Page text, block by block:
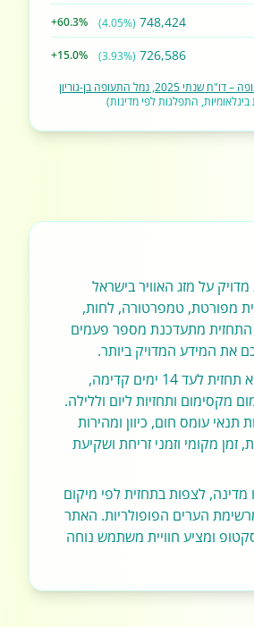
748,424
(4.05%)
+60.3%
726,586
(3.93%)
+15.0%
נמל התעופה בן-גוריון
התפלגות לפי מדינות)
על מזג האוויר בישראל
מפורטת, טמפרטורה, לחות,
התחזית מתעדכנת מספר פעמים
את המידע המדויק ביותר.
באתר תוכלו למצוא תחזית לעד 14 ימים קדימה,
מקסימום ותחזיות ליום וללילה.
תנאי עומס חום, כיוון ומהירות
זמן מקומי וזמני זריחת ושקיעת
מדינה, לצפות בתחזית לפי מיקום
הערים הפופולריות. האתר
ומציע חוויית משתמש נוחה